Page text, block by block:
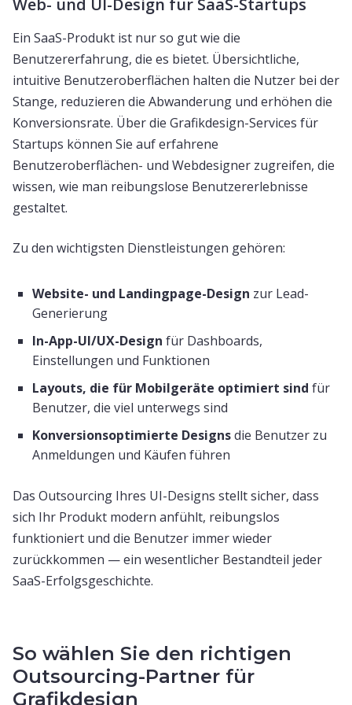
Web- und UI-Design für SaaS-Startups
Ein SaaS-Produkt ist nur so gut wie die
Benutzererfahrung, die es bietet. Übersichtliche,
intuitive Benutzeroberflächen halten die Nutzer bei der
Stange, reduzieren die Abwanderung und erhöhen die
Konversionsrate. Über die Grafikdesign-Services für
Startups können Sie auf erfahrene
Benutzeroberflächen- und Webdesigner zugreifen, die
wissen, wie man reibungslose Benutzererlebnisse
gestaltet.
Zu den wichtigsten Dienstleistungen gehören:
Website- und Landingpage-Design zur Lead-
Generierung
In-App-UI/UX-Design für Dashboards,
Einstellungen und Funktionen
Layouts, die für Mobilgeräte optimiert sind für
Benutzer, die viel unterwegs sind
Konversionsoptimierte Designsdie Benutzer zu
Anmeldungen und Käufen führen
Das Outsourcing Ihres UI-Designs stellt sicher, dass
sich Ihr Produkt modern anfühlt, reibungslos
funktioniert und die Benutzer immer wieder
zurückkommen — ein wesentlicher Bestandteil jeder
SaaS-Erfolgsgeschichte.
So wählen Sie den richtigen
Outsourcing-Partner für
Grafikdesign